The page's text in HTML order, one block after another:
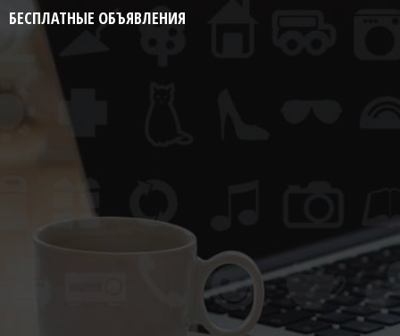
БЕСПЛАТНЫЕ ОБЪЯВЛЕНИЯ